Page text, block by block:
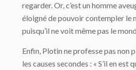
regarder. Or, c’est un homme
éloigné de pouvoir contempler le
puisqu’il ne voit même pas le
Enfin, Plotin ne professe pas non
les causes secondes : « S’il en est